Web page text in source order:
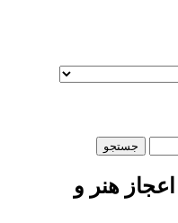
تماشا کنید: مک لارن W1 اعجاز هنر و